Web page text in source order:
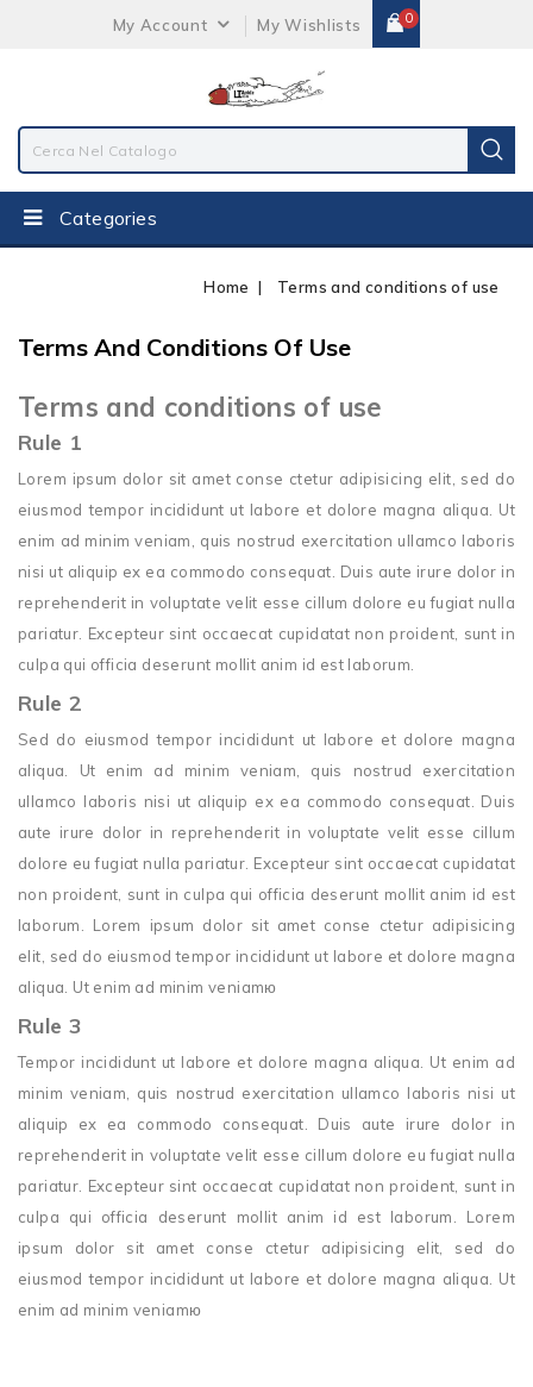
My Account My Wishlists 0
Categories
Home Terms and conditions of use
Terms And Conditions Of Use
Terms and conditions of use
Rule 1
Lorem ipsum dolor sit amet conse ctetur adipisicing elit, sed do
eiusmod tempor incididunt ut labore et dolore magna aliqua. Ut
enim ad minim veniam, quis nostrud exercitation ullamco laboris
nisi ut aliquip ex ea commodo consequat. Duis aute irure dolor in
reprehenderit in voluptate velit esse cillum dolore eu fugiat nulla
pariatur. Excepteur sint occaecat cupidatat non proident, sunt in
culpa qui officia deserunt mollit anim id est laborum.
Rule 2
Sed do eiusmod tempor incididunt ut labore et dolore magna
aliqua. Ut enim ad minim veniam, quis nostrud exercitation
ullamco laboris nisi ut aliquip ex ea commodo consequat. Duis
aute irure dolor in reprehenderit in voluptate velit esse cillum
dolore eu fugiat nulla pariatur. Excepteur sint occaecat cupidatat
non proident, sunt in culpa qui officia deserunt mollit anim id est
laborum. Lorem ipsum dolor sit amet conse ctetur adipisicing
elit, sed do eiusmod tempor incididunt ut labore et dolore magna
aliqua. Ut enim ad minim veniamю
Rule 3
Tempor incididunt ut labore et dolore magna aliqua. Ut enim ad
minim veniam, quis nostrud exercitation ullamco laboris nisi ut
aliquip ex ea commodo consequat. Duis aute irure dolor in
reprehenderit in voluptate velit esse cillum dolore eu fugiat nulla
pariatur. Excepteur sint occaecat cupidatat non proident, sunt in
culpa qui officia deserunt mollit anim id est laborum. Lorem
ipsum dolor sit amet conse ctetur adipisicing elit, sed do
eiusmod tempor incididunt ut labore et dolore magna aliqua. Ut
enim ad minim veniamю